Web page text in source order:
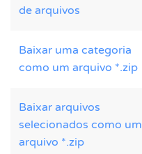
de arquivos
Baixar uma categoria
como um arquivo *.zip
Baixar arquivos
selecionados como um
arquivo *.zip